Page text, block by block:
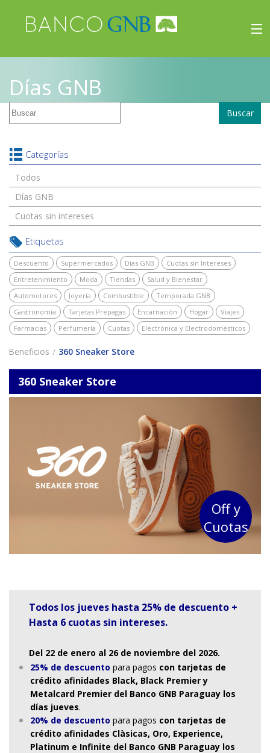
Inicio
Viajes
Días GNB
Buscar
Categorías
Todos
Días GNB
Cuotas sin intereses
Etiquetas
Descuento Supermercados Días GNB
Cuotas sin Intereses
Entretenimiento
Moda Tiendas
Salud y Bienestar
Automotores
Joyería Combustible
Temporada GNB
Gastronomía
Tarjetas Prepagas Encarnación Hogar
Viajes
Farmacias
Perfumería Cuotas Electrónica y Electrodomésticos
Beneficios 360 Sneaker Store
360 Sneaker Store
Off y
Cuotas
Todos los jueves hasta 25% de descuento +
Hasta 6 cuotas sin intereses.
Del 22 de enero al 26 de noviembre del 2026.
25% de descuento para pagos con tarjetas de
crédito afinidades Black, Black Premier y
Metalcard Premier del Banco GNB Paraguay los
días jueves.
20% de descuento para pagos con tarjetas de
crédito afinidades Clàsicas, Oro, Experience,
Platinum e Infinite del Banco GNB Paraguay los